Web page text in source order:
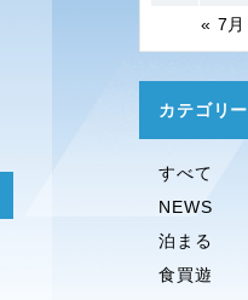
« 7月
カテゴリー
すべて
NEWS
泊まる
食買遊